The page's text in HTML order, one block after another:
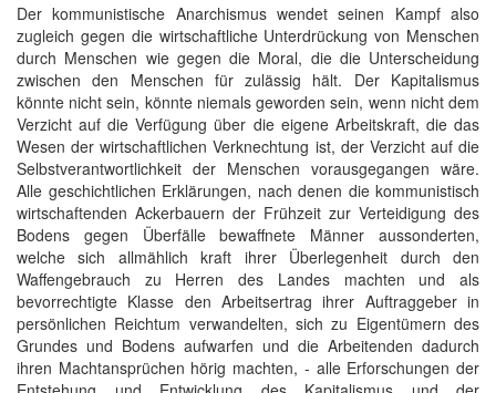
Der kommunistische Anarchismus wendet seinen Kampf also
zugleich gegen die wirtschaftliche Unterdrückung von Menschen
durch Menschen wie gegen die Moral, die die Unterscheidung
zwischen den Menschen für zulässig hält. Der Kapitalismus
könnte nicht sein, könnte niemals geworden sein, wenn nicht dem
Verzicht auf die Verfügung über die eigene Arbeitskraft, die das
Wesen der wirtschaftlichen Verknechtung ist, der Verzicht auf die
Selbstverantwortlichkeit der Menschen vorausgegangen wäre.
Alle geschichtlichen Erklärungen, nach denen die kommunistisch
wirtschaftenden Ackerbauern der Frühzeit zur Verteidigung des
Bodens gegen Überfälle bewaffnete Männer aussonderten,
welche sich allmählich kraft ihrer Überlegenheit durch den
Waffengebrauch zu Herren des Landes machten und als
bevorrechtigte Klasse den Arbeitsertrag ihrer Auftraggeber in
persönlichen Reichtum verwandelten, sich zu Eigentümern des
Grundes und Bodens aufwarfen und die Arbeitenden dadurch
ihren Machtansprüchen hörig machten, - alle Erforschungen der